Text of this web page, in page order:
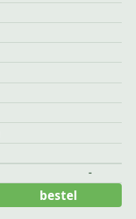
-
bestel